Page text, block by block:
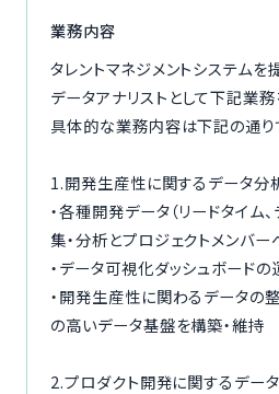
イベント/マガジン
法人の方
今すぐ無料で登録
業務内容
タレントマネジメントシステムを
データアナリストとして下記業務
具体的な業務内容は下記の通り
1.開発生産性に関するデータ分
・各種開発データ（リードタイム
集・分析とプロジェクトメンバ
・データ可視化ダッシュボードの
・開発生産性に関わるデータの
の高いデータ基盤を構築・維持
2.プロダクト開発に関するデー